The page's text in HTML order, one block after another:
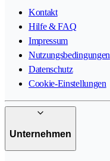
Kontakt
Hilfe & FAQ
Impressum
Nutzungsbedingungen
Datenschutz
Cookie-Einstellungen
Unternehmen